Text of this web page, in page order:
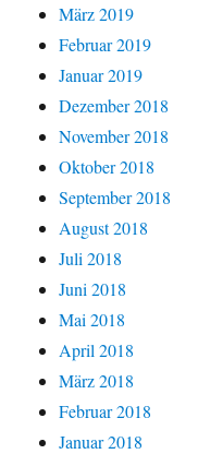
März 2019
Februar 2019
Januar 2019
Dezember 2018
November 2018
Oktober 2018
September 2018
August 2018
Juli 2018
Juni 2018
Mai 2018
April 2018
März 2018
Februar 2018
Januar 2018